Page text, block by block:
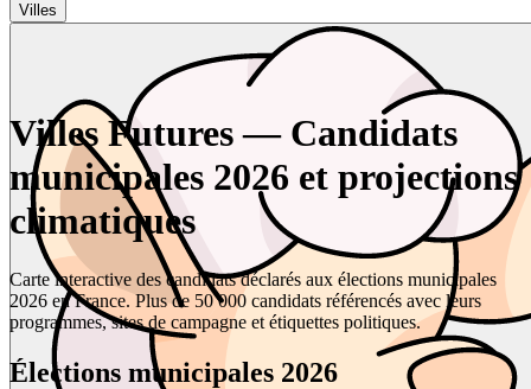
Villes
Villes Futures — Candidats
municipales 2026 et projections
climatiques
Carte interactive des candidats déclarés aux élections municipales
2026 en France. Plus de 50 000 candidats référencés avec leurs
programmes, sites de campagne et étiquettes politiques.
Élections municipales 2026